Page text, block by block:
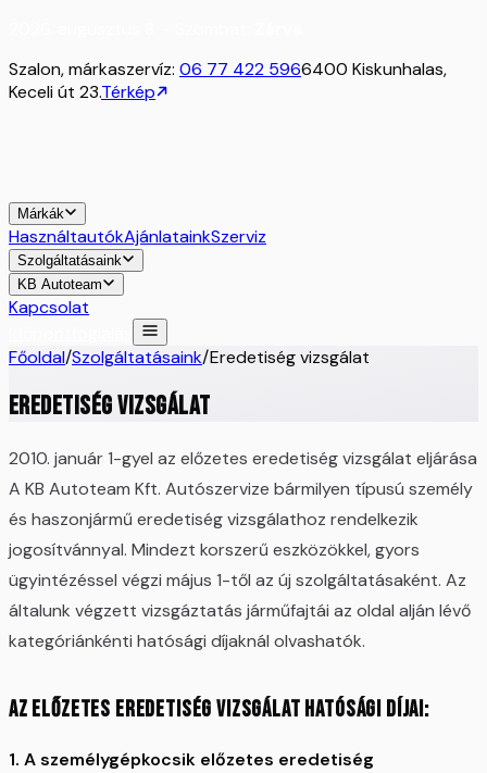
Szalon, márkaszervíz: 06 77 422 5966400 Kiskunhalas,
Keceli út 23.Térkép
Márkák
HasználtautókAjánlatainkSzerviz
Szolgáltatásaink
KB Autoteam
Kapcsolat
Főoldal/Szolgáltatásaink/Eredetiség vizsgálat
Eredetiség vizsgálat
2010. január 1-gyel az előzetes eredetiség vizsgálat eljárása
A KB Autoteam Kft. Autószervize bármilyen típusú személy
és haszonjármű eredetiség vizsgálathoz rendelkezik
jogosítvánnyal. Mindezt korszerű eszközökkel, gyors
ügyintézéssel végzi május 1-től az új szolgáltatásaként. Az
általunk végzett vizsgáztatás járműfajtái az oldal alján lévő
kategóriánkénti hatósági díjaknál olvashatók.
Az előzetes eredetiség vizsgálat hatósági díjai:
1. A személygépkocsik előzetes eredetiség